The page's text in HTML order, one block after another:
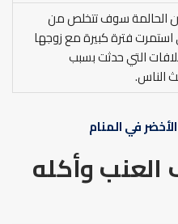
أن الحالمة سوف تتخلص من
فترة كبيرة مع زوجها
التي حدثت بسبب
الناس.
في المنام
وأكله